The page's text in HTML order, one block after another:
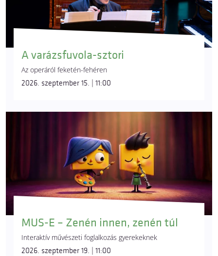
A varázsfuvola-sztori
Az operáról feketén-fehéren
2026. szeptember 15. | 11:00
MUS-E – Zenén innen, zenén túl
Interaktív művészeti foglalkozás gyerekeknek
2026. szeptember 19. | 11:00